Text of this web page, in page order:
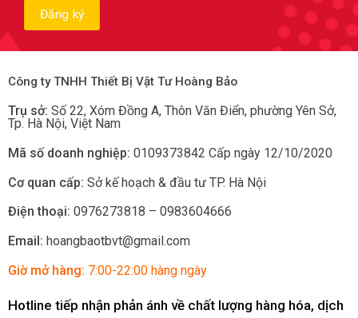
Công ty TNHH Thiết Bị Vật Tư Hoàng Bảo
Trụ sở: Số 22, Xóm Đồng A, Thôn Văn Điển, phường Yên Sở,
Tp. Hà Nội, Việt Nam
Mã số doanh nghiệp: 0109373842 Cấp ngày 12/10/2020
Cơ quan cấp: Sở kế hoạch & đầu tư TP. Hà Nội
Điện thoại: 0976273818 – 0983604666
Email: hoangbaotbvt@gmail.com
Giờ mở hàng: 7:00-22:00 hàng ngày
Hotline tiếp nhận phản ánh về chất lượng hàng hóa, dịch